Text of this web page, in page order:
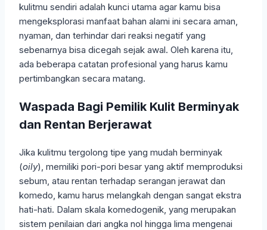
kulitmu sendiri adalah kunci utama agar kamu bisa
mengeksplorasi manfaat bahan alami ini secara aman,
nyaman, dan terhindar dari reaksi negatif yang
sebenarnya bisa dicegah sejak awal. Oleh karena itu,
ada beberapa catatan profesional yang harus kamu
pertimbangkan secara matang.
Waspada Bagi Pemilik Kulit Berminyak
dan Rentan Berjerawat
Jika kulitmu tergolong tipe yang mudah berminyak
(oily), memiliki pori-pori besar yang aktif memproduksi
sebum, atau rentan terhadap serangan jerawat dan
komedo, kamu harus melangkah dengan sangat ekstra
hati-hati. Dalam skala komedogenik, yang merupakan
sistem penilaian dari angka nol hingga lima mengenai